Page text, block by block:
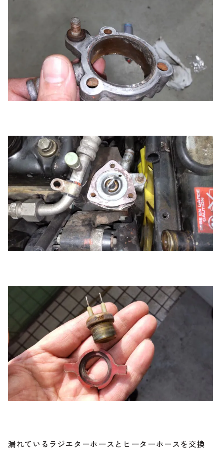
漏れているラジエターホースとヒーターホースを交換